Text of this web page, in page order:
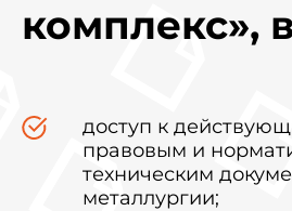
комплекс»,
доступ к
правовым и
техническим
металлургии;